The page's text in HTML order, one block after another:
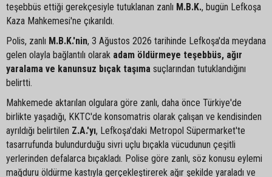
teşebbüs ettiği gerekçesiyle tutuklanan zanlı M.B.K., bugün Lefkoşa
Kaza Mahkemesi'ne çıkarıldı.
Polis, zanlı M.B.K.'nin, 3 Ağustos 2026 tarihinde Lefkoşa'da meydana
gelen olayla bağlantılı olarak adam öldürmeye teşebbüs, ağır
yaralama ve kanunsuz bıçak taşıma suçlarından tutuklandığını
belirtti.
Mahkemede aktarılan olgulara göre zanlı, daha önce Türkiye'de
birlikte yaşadığı, KKTC'de konsomatris olarak çalışan ve kendisinden
ayrıldığı belirtilen Z.A.'yı, Lefkoşa'daki Metropol Süpermarket'te
tasarrufunda bulundurduğu sivri uçlu bıçakla vücudunun çeşitli
yerlerinden defalarca bıçakladı. Polise göre zanlı, söz konusu eylemi
mağduru öldürme kastıyla gerçekleştirerek ağır şekilde yaraladı ve